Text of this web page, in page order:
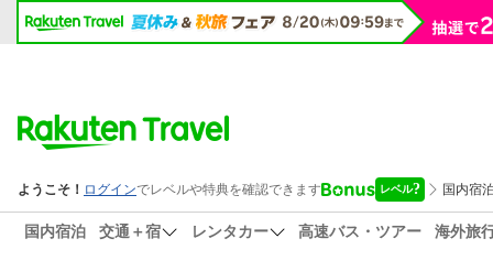
国内宿泊 交通＋宿 レンタカー 高速バス・ツアー 海外旅